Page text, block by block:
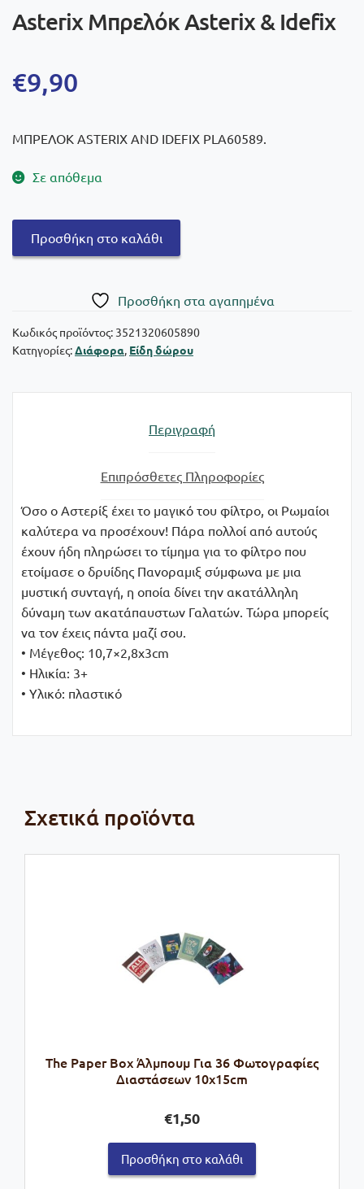
Asterix Μπρελόκ Asterix & Idefix
€9,90
ΜΠΡΕΛΟΚ ASTERIX AND IDEFIX PLA60589.
Σε απόθεμα
Μπρελόκ
ποσότητα
Προσθήκη στο καλάθι
Πρoσθήκη στα αγαπημένα
Κωδικός προϊόντος: 3521320605890
Κατηγορίες: Διάφορα Είδη δώρου
Περιγραφή
Επιπρόσθετες Πληροφορίες
Όσο ο Αστερίξ έχει το μαγικό του φίλτρο, οι Ρωμαίοι
καλύτερα να προσέχουν! Πάρα πολλοί από αυτούς
έχουν ήδη πληρώσει το τίμημα για το φίλτρο που
ετοίμασε ο δρυίδης Πανοραμιξ σύμφωνα με μια
μυστική συνταγή, η οποία δίνει την ακατάλληλη
δύναμη των ακατάπαυστων Γαλατών. Τώρα μπορείς
να τον έχεις πάντα μαζί σου.
• Μέγεθος: 10,7×2,8x3cm
• Ηλικία: 3+
• Υλικό: πλαστικό
Σχετικά προϊόντα
The Paper Box Άλμπουμ Για 36 Φωτογραφίες
Διαστάσεων 10x15cm
€1,50
Προσθήκη στο καλάθι